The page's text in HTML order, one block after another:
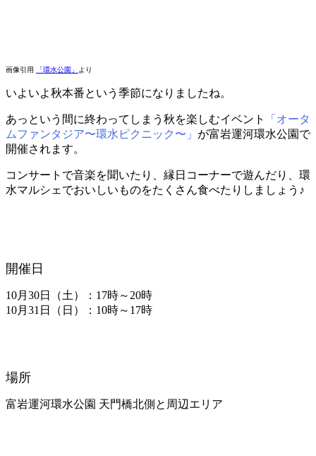
画像引用 「環水公園」 より
いよいよ秋本番という季節になりましたね。
あっという間に終わってしまう秋を楽しむイベント
「オータ
ムファンタジア〜環水ピクニック〜」 が富岩運河環水公園で
開催されます。
コンサートで音楽を聞いたり、縁日コーナーで遊んだり、環
水マルシェでおいしいものをたくさん食べたりしましょう♪
開催日
10月30日（土）：17時～20時
10月31日（日）：10時～17時
場所
富岩運河環水公園 天門橋北側と周辺エリア